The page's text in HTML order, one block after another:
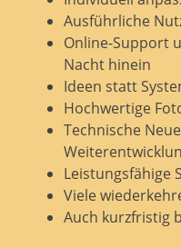
Ausführliche
Online-Support
Nacht hinein
Ideen statt
Hochwertige
Technische
Leistungsfähige
Viele
Auch kurzfristig